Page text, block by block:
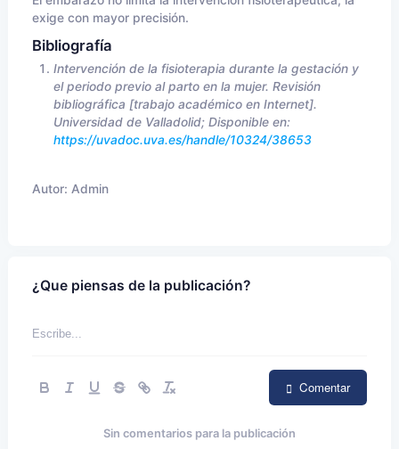
exige con mayor precisión.
Bibliografía
Intervención de la fisioterapia durante la gestación y
el periodo previo al parto en la mujer. Revisión
bibliográfica [trabajo académico en Internet].
Universidad de Valladolid; Disponible en:
https://uvadoc.uva.es/handle/10324/38653
Autor: Admin
¿Que piensas de la publicación?
Comentar
Sin comentarios para la publicación